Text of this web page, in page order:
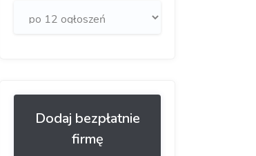
Dodaj bezpłatnie
firmę